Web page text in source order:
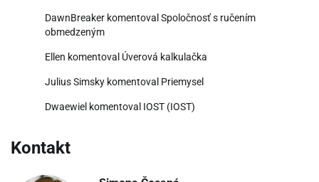
DawnBreaker komentoval Spoločnosť s ručením
obmedzeným
Ellen komentoval Úverová kalkulačka
Julius Simsky komentoval Priemysel
Dwaewiel komentoval IOST (IOST)
Kontakt